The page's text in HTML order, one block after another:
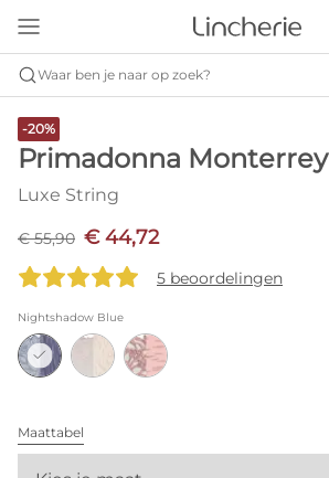
Waar ben je naar op zoek?
-20%
Primadonna Monterrey
Luxe String
€ 55,90 € 44,72
5 beoordelingen
Nightshadow Blue
Maattabel